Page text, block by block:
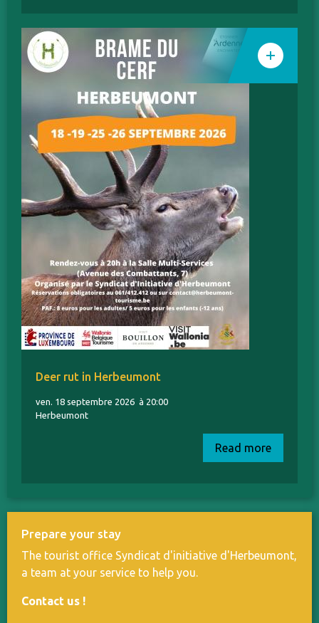
Deer rut in Herbeumont
ven. 18 septembre 2026 à 20:00
Herbeumont
Read more
Prepare your stay
The tourist office Syndicat d'initiative d'Herbeumont,
a team at your service to help you.
Contact us !